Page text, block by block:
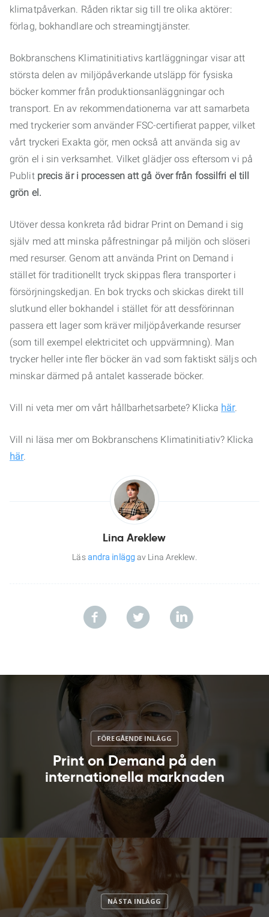
klimatpåverkan. Råden riktar sig till tre olika aktörer:
förlag, bokhandlare och streamingtjänster.
Bokbranschens Klimatinitiativs kartläggningar visar att
största delen av miljöpåverkande utsläpp för fysiska
böcker kommer från produktionsanläggningar och
transport. En av rekommendationerna var att samarbeta
med tryckerier som använder FSC-certifierat papper, vilket
vårt tryckeri Exakta gör, men också att använda sig av
grön el i sin verksamhet. Vilket glädjer oss eftersom vi på
Publit precis är i processen att gå över från fossilfri el till
grön el.
Utöver dessa konkreta råd bidrar Print on Demand i sig
själv med att minska påfrestningar på miljön och slöseri
med resurser. Genom att använda Print on Demand i
stället för traditionellt tryck skippas flera transporter i
försörjningskedjan. En bok trycks och skickas direkt till
slutkund eller bokhandel i stället för att dessförinnan
passera ett lager som kräver miljöpåverkande resurser
(som till exempel elektricitet och uppvärmning). Man
trycker heller inte fler böcker än vad som faktiskt säljs och
minskar därmed på antalet kasserade böcker.
Vill ni veta mer om vårt hållbarhetsarbete? Klicka här.
Vill ni läsa mer om Bokbranschens Klimatinitiativ? Klicka
här.
Lina Areklew
Läsandra inläggav Lina Areklew.
Print on Demand på den
internationella marknaden